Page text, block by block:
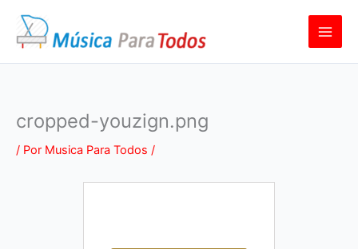
contenido
cropped-youzign.png
/ Por Musica Para Todos /